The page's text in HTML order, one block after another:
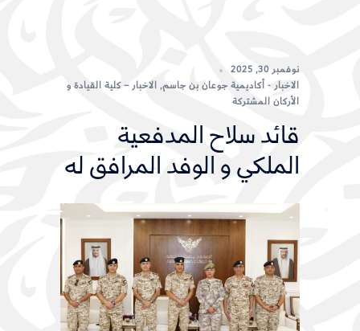
نوفمبر 30, 2025
الاخبار - أكاديمية جوعان بن جاسم, الاخبار – كلية القيادة و
الأركان المشتركة
قائد سلاح المدفعية
الملكي و الوفد المرافق له